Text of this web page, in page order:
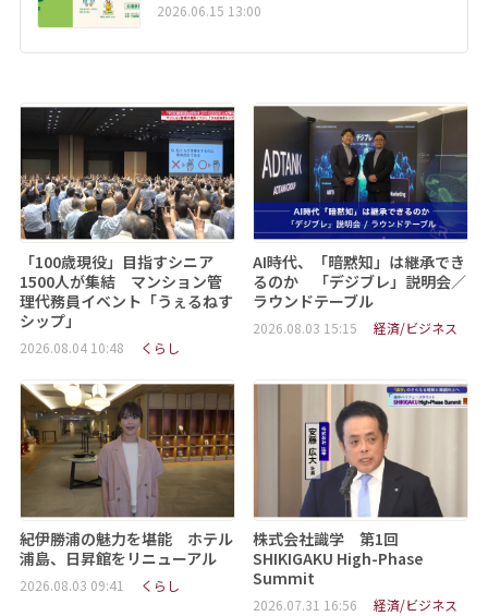
2026.06.15 13:00
「100歳現役」目指すシニア
1500人が集結 マンション管
理代務員イベント「うぇるねす
シップ」
2026.08.04 10:48 くらし
AI時代、「暗黙知」は継承でき
るのか 「デジブレ」説明会／
ラウンドテーブル
2026.08.03 15:15 経済/ビジネス
紀伊勝浦の魅力を堪能 ホテル
浦島、日昇館をリニューアル
2026.08.03 09:41 くらし
株式会社識学 第1回
SHIKIGAKU High-Phase
Summit
2026.07.31 16:56 経済/ビジネス